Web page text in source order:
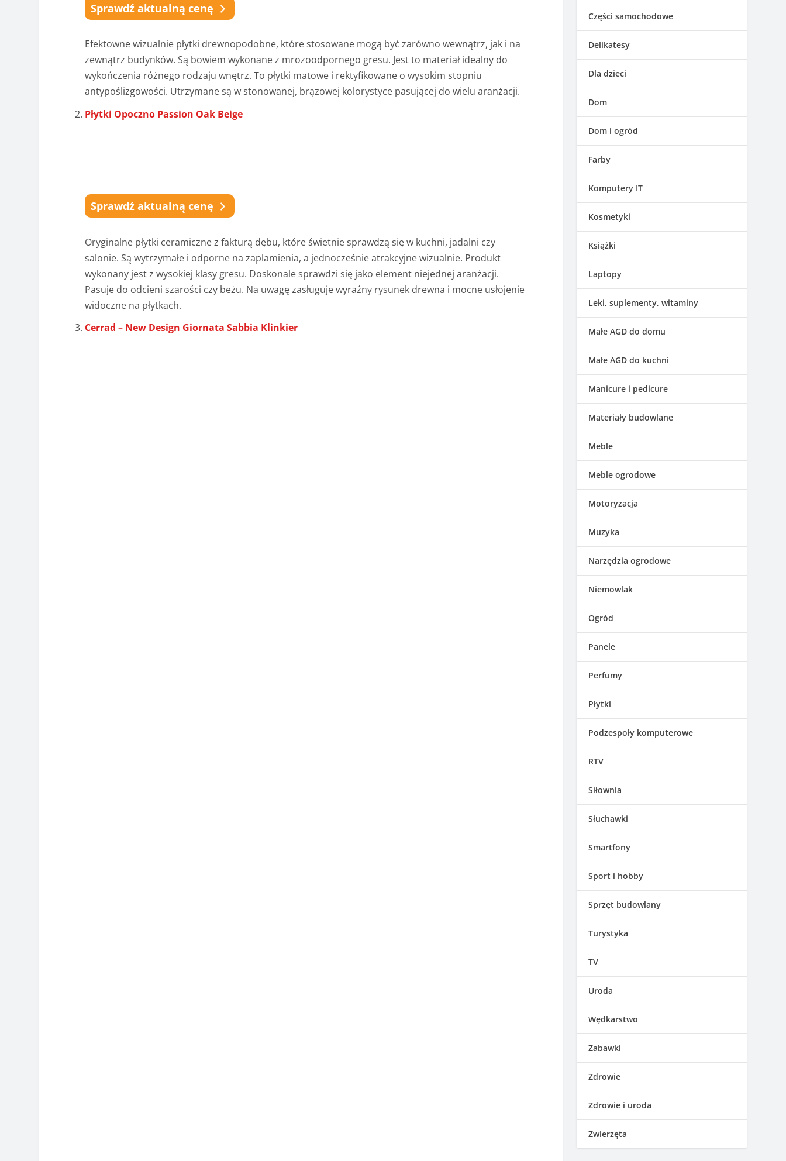
Sprawdź aktualną cenę
Efektowne wizualnie płytki drewnopodobne, które stosowane mogą być zarówno wewnątrz, jak i na
zewnątrz budynków. Są bowiem wykonane z mrozoodpornego gresu. Jest to materiał idealny do
wykończenia różnego rodzaju wnętrz. To płytki matowe i rektyfikowane o wysokim stopniu
antypoślizgowości. Utrzymane są w stonowanej, brązowej kolorystyce pasującej do wielu aranżacji.
Płytki Opoczno Passion Oak Beige
Sprawdź aktualną cenę
Oryginalne płytki ceramiczne z fakturą dębu, które świetnie sprawdzą się w kuchni, jadalni czy
salonie. Są wytrzymałe i odporne na zaplamienia, a jednocześnie atrakcyjne wizualnie. Produkt
wykonany jest z wysokiej klasy gresu. Doskonale sprawdzi się jako element niejednej aranżacji.
Pasuje do odcieni szarości czy beżu. Na uwagę zasługuje wyraźny rysunek drewna i mocne usłojenie
widoczne na płytkach.
Cerrad – New Design Giornata Sabbia Klinkier
Części samochodowe
Delikatesy
Dla dzieci
Dom
Dom i ogród
Farby
Komputery IT
Kosmetyki
Książki
Laptopy
Leki, suplementy, witaminy
Małe AGD do domu
Małe AGD do kuchni
Manicure i pedicure
Materiały budowlane
Meble
Meble ogrodowe
Motoryzacja
Muzyka
Narzędzia ogrodowe
Niemowlak
Ogród
Panele
Perfumy
Płytki
Podzespoły komputerowe
RTV
Siłownia
Słuchawki
Smartfony
Sport i hobby
Sprzęt budowlany
Turystyka
TV
Uroda
Wędkarstwo
Zabawki
Zdrowie
Zdrowie i uroda
Zwierzęta